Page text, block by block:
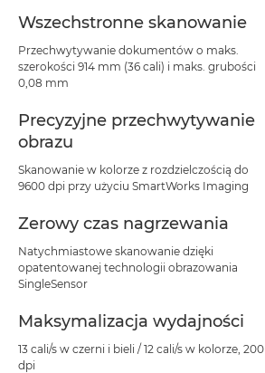
Wszechstronne skanowanie
Przechwytywanie dokumentów o maks.
szerokości 914 mm (36 cali) i maks. grubości
0,08 mm
Precyzyjne przechwytywanie
obrazu
Skanowanie w kolorze z rozdzielczością do
9600 dpi przy użyciu SmartWorks Imaging
Zerowy czas nagrzewania
Natychmiastowe skanowanie dzięki
opatentowanej technologii obrazowania
SingleSensor
Maksymalizacja wydajności
13 cali/s w czerni i bieli / 12 cali/s w kolorze, 200
dpi